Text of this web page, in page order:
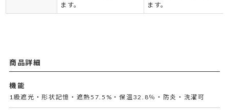
ます。
ます。
商品詳細
機能
1級遮光・形状記憶・遮熱57.5%・保温32.8％・防炎・洗濯可